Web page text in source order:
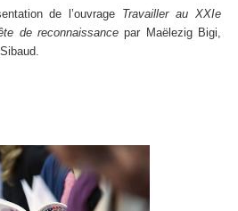
de l’ouvrage Travailler au XXIe
de reconnaissance par Maëlezig Bigi,